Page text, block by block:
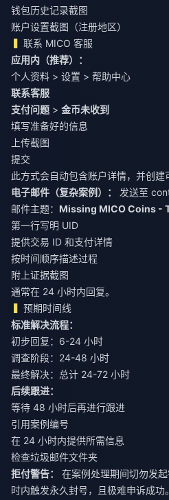
钱包历史记录截图
账户设置截图（注册地区）
联系 MICO 客服
应用内（推荐）：
个人资料 > 设置 > 帮助中心
联系客服
支付问题 > 金币未收到
填写准备好的信息
上传截图
提交
此方式会自动包含账户详情，并创建
电子邮件（复杂案例）：
发送至
邮件主题： Missing MICO Coins -
第一行写明 UID
提供交易 ID 和支付详情
按时间顺序描述过程
附上证据截图
通常在 24 小时内回复。
预期时间线
标准解决流程：
初步回复：6-24 小时
调查阶段：24-48 小时
最终解决：总计 24-72 小时
后续跟进：
等待 48 小时后再进行跟进
引用案例编号
在 24 小时内提供所需信息
检查垃圾邮件文件夹
拒付警告：
在案例处理期间切勿发
时内触发永久封号，且极难申诉成功。